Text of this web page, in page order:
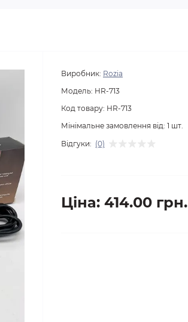
Виробник: Rozia
Модель: HR-713
Код товару: HR-713
Мінімальне замовлення від: 1 шт.
Відгуки: (0)
Ціна: 414.00 грн.